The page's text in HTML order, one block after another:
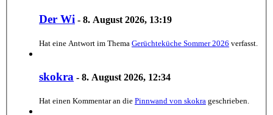
Der Wi - 8. August 2026, 13:19
Hat eine Antwort im Thema Gerüchteküche Sommer 2026 verfasst.
skokra - 8. August 2026, 12:34
Hat einen Kommentar an die Pinnwand von skokra geschrieben.